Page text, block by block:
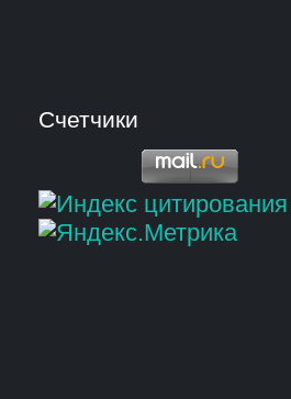
Счетчики